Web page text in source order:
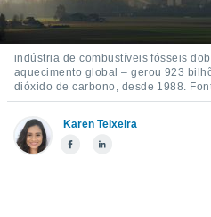
ao
a
todos os
ou
o
no
como
indústria de combustíveis fósseis
aquecimento global – gerou 923
dióxido de carbono, desde 1988.
Karen Teixeira